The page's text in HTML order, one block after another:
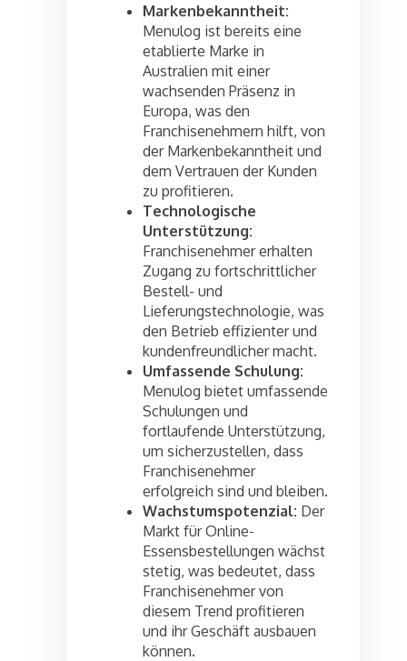
Markenbekanntheit:
Menulog ist bereits eine
etablierte Marke in
Australien mit einer
wachsenden Präsenz in
Europa, was den
Franchisenehmern hilft, von
der Markenbekanntheit und
dem Vertrauen der Kunden
zu profitieren.
Technologische
Unterstützung:
Franchisenehmer erhalten
Zugang zu fortschrittlicher
Bestell- und
Lieferungstechnologie, was
den Betrieb effizienter und
kundenfreundlicher macht.
Umfassende Schulung:
Menulog bietet umfassende
Schulungen und
fortlaufende Unterstützung,
um sicherzustellen, dass
Franchisenehmer
erfolgreich sind und bleiben.
Wachstumspotenzial: Der
Markt für Online-
Essensbestellungen wächst
stetig, was bedeutet, dass
Franchisenehmer von
diesem Trend profitieren
und ihr Geschäft ausbauen
können.